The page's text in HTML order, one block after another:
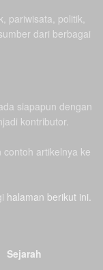
pariwisata, politik,
dari berbagai
siapapun dengan
kontributor.
artikelnya ke
halaman berikut ini.
Sejarah